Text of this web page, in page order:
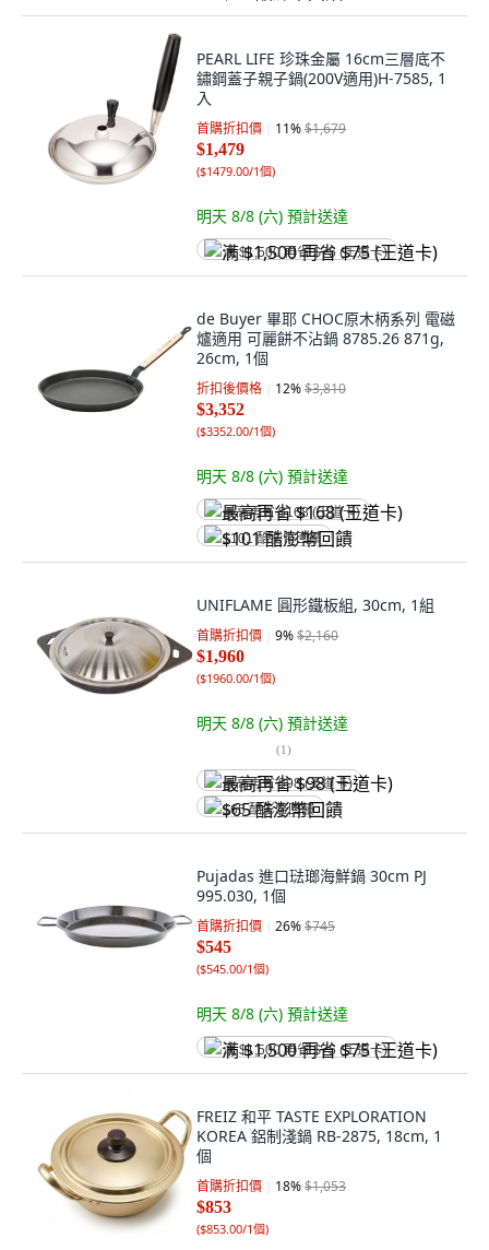
PEARL LIFE 珍珠金屬 16cm三層底不
鏽鋼蓋子親子鍋(200V適用)H-7585, 1
入
首購折扣價 11%$1,679
$1,479
($1479.00/1個)
明天 8/8 (六) 預計送達
满 $1,500 再省 $75 (王道卡)
de Buyer 畢耶 CHOC原木柄系列 電磁
爐適用 可麗餅不沾鍋 8785.26 871g,
26cm, 1個
折扣後價格 12%$3,810
$3,352
($3352.00/1個)
明天 8/8 (六) 預計送達
最高再省 $168 (王道卡)
$101 酷澎幣回饋
UNIFLAME 圓形鐵板組, 30cm, 1組
首購折扣價 9%$2,160
$1,960
($1960.00/1個)
明天 8/8 (六) 預計送達
(1)
最高再省 $98 (王道卡)
$65 酷澎幣回饋
Pujadas 進口琺瑯海鮮鍋 30cm PJ
995.030, 1個
首購折扣價 26%$745
$545
($545.00/1個)
明天 8/8 (六) 預計送達
满 $1,500 再省 $75 (王道卡)
FREIZ 和平 TASTE EXPLORATION
KOREA 鋁制淺鍋 RB-2875, 18cm, 1
個
首購折扣價 18%$1,053
$853
($853.00/1個)